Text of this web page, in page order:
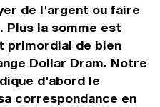
de l'argent ou faire
Plus la somme est
primordial de bien
Dollar Dram. Notre
d'abord le
correspondance en